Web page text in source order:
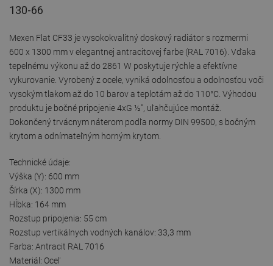
130-66
Mexen Flat CF33 je vysokokvalitný doskový radiátor s rozmermi
600 x 1300 mm v elegantnej antracitovej farbe (RAL 7016). Vďaka
tepelnému výkonu až do 2861 W poskytuje rýchle a efektívne
vykurovanie. Vyrobený z ocele, vyniká odolnosťou a odolnosťou voči
vysokým tlakom až do 10 barov a teplotám až do 110°C. Výhodou
produktu je bočné pripojenie 4xG ½″, uľahčujúce montáž.
Dokončený trvácnym náterom podľa normy DIN 99500, s bočným
krytom a odnímateľným horným krytom.
Technické údaje:
Výška (Y): 600 mm
Šírka (X): 1300 mm
Hĺbka: 164 mm
Rozstup pripojenia: 55 cm
Rozstup vertikálnych vodných kanálov: 33,3 mm
Farba: Antracit RAL 7016
Materiál: Oceľ